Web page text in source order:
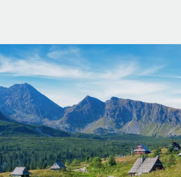
WAKACJE
BLISKO
NATURY”